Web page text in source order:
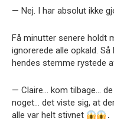
— Nej. I har absolut ikke
Få minutter senere holdt
ignorerede alle opkald.
hendes stemme rystede
— Claire… kom tilbage…
noget… det viste sig, at
alle var helt stivnet
․